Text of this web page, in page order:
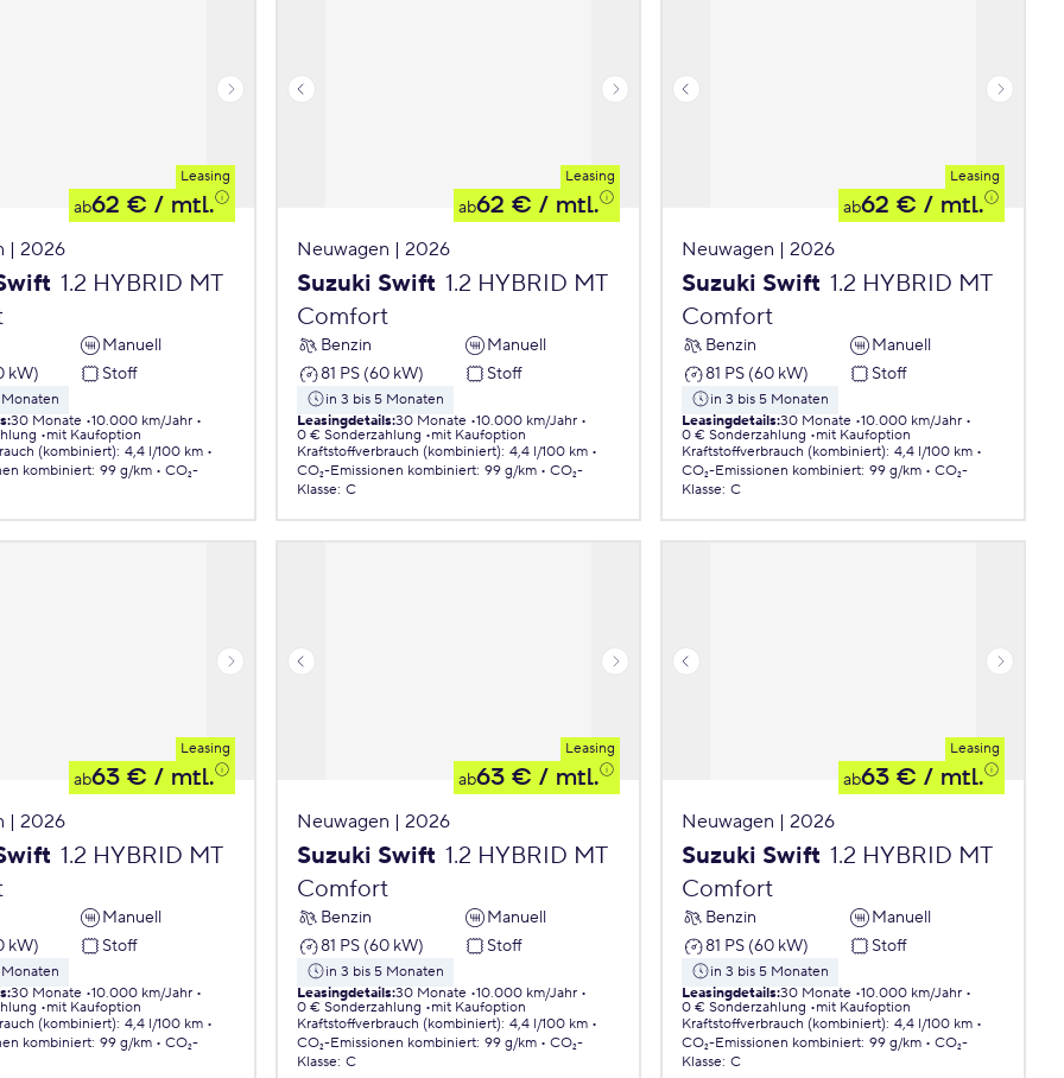
Leasing
ab62 € / mtl.
| 2026
1.2 HYBRID MT
Manuell
kW)
Stoff
:30 Monate 10.000 km/Jahr
mit Kaufoption
(kombiniert): 4,4 l/100 km
kombiniert: 99 g/km
CO₂-
Leasing
ab62 € / mtl.
Neuwagen | 2026
Suzuki Swift 1.2 HYBRID MT
Comfort
Benzin
Manuell
81 PS (60 kW)
Stoff
in 3 bis 5 Monaten
Leasingdetails:30 Monate 10.000 km/Jahr
0 € Sonderzahlung
mit Kaufoption
Kraftstoffverbrauch (kombiniert): 4,4 l/100 km
CO₂-Emissionen kombiniert: 99 g/km
CO₂-
Klasse: C
Leasing
ab62 € / mtl.
Neuwagen | 2026
Suzuki Swift 1.2 HYBRID MT
Comfort
Benzin
Manuell
81 PS (60 kW)
Stoff
in 3 bis 5 Monaten
Leasingdetails:30 Monate 10.000 km/Jahr
0 € Sonderzahlung
mit Kaufoption
Kraftstoffverbrauch (kombiniert): 4,4 l/100 km
CO₂-Emissionen kombiniert: 99 g/km
CO₂-
Klasse: C
Leasing
ab63 € / mtl.
| 2026
1.2 HYBRID MT
Manuell
kW)
Stoff
:30 Monate 10.000 km/Jahr
mit Kaufoption
(kombiniert): 4,4 l/100 km
kombiniert: 99 g/km
CO₂-
Leasing
ab63 € / mtl.
Neuwagen | 2026
Suzuki Swift 1.2 HYBRID MT
Comfort
Benzin
Manuell
81 PS (60 kW)
Stoff
in 3 bis 5 Monaten
Leasingdetails:30 Monate 10.000 km/Jahr
0 € Sonderzahlung
mit Kaufoption
Kraftstoffverbrauch (kombiniert): 4,4 l/100 km
CO₂-Emissionen kombiniert: 99 g/km
CO₂-
Klasse: C
Leasing
ab63 € / mtl.
Neuwagen | 2026
Suzuki Swift 1.2 HYBRID MT
Comfort
Benzin
Manuell
81 PS (60 kW)
Stoff
in 3 bis 5 Monaten
Leasingdetails:30 Monate 10.000 km/Jahr
0 € Sonderzahlung
mit Kaufoption
Kraftstoffverbrauch (kombiniert): 4,4 l/100 km
CO₂-Emissionen kombiniert: 99 g/km
CO₂-
Klasse: C